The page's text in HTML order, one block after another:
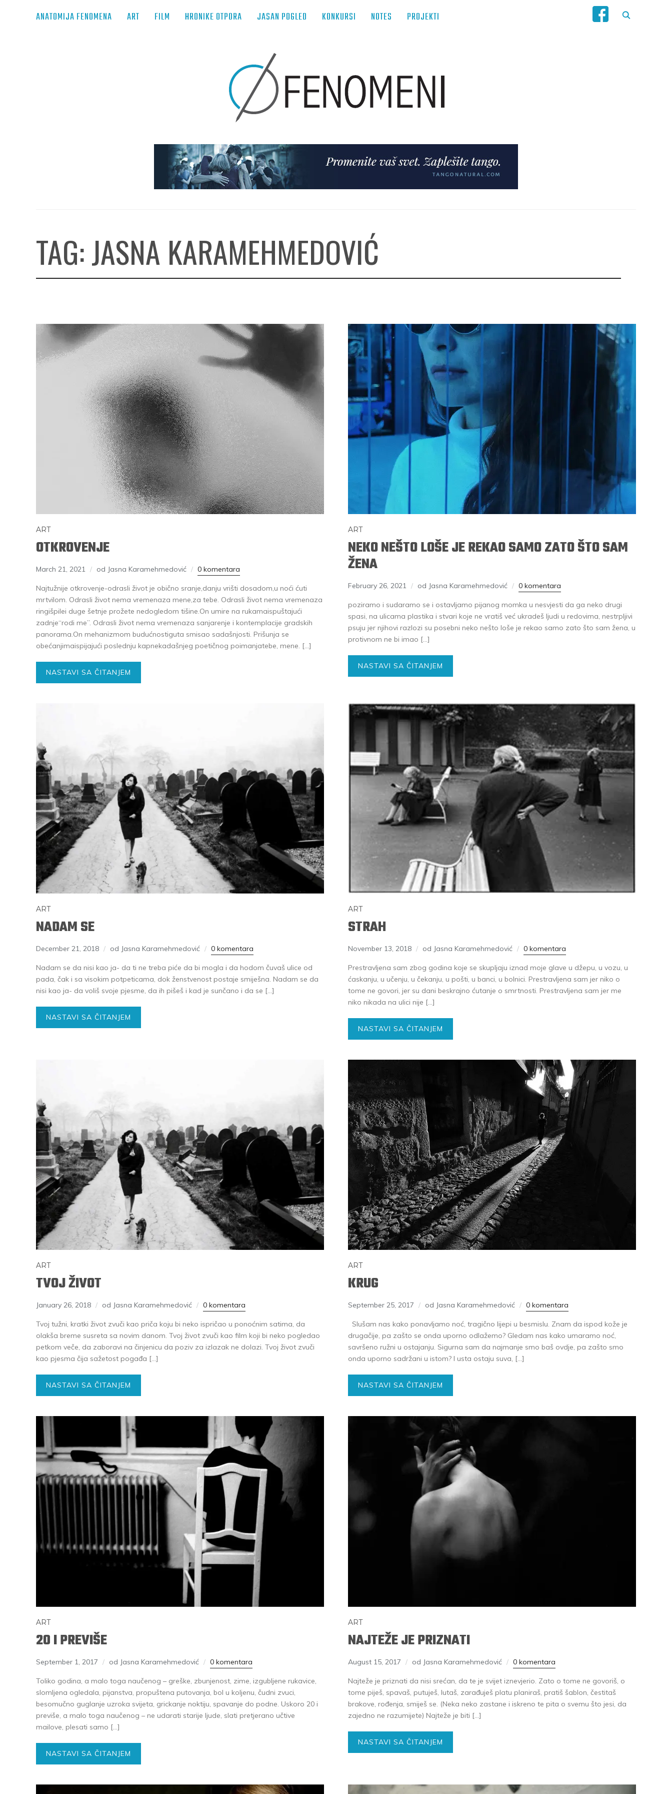
ANATOMIJA FENOMENA ART FILM HRONIKE OTPORA JASAN POGLED KONKURSI NOTES PROJEKTI
TAG:JASNA KARAMEHMEDOVIĆ
ART
OTKROVENJE
March 21, 2021 od Jasna Karamehmedović 0 komentara
Najtužnije otkrovenje-odrasli život je obično sranje,danju vrišti dosadom,u noći ćuti
mrtvilom. Odrasli život nema vremenaza mene,za tebe. Odrasli život nema vremenaza
ringišpilei duge šetnje prožete nedogledom tišine.On umire na rukamaispuštajući
zadnje“rodi me”. Odrasli život nema vremenaza sanjarenje i kontemplacije gradskih
panorama.On mehanizmom budućnostiguta smisao sadašnjosti. Prišunja se
obećanjimaispijajući poslednju kapnekadašnjeg poetičnog poimanjatebe, mene. […]
NASTAVI SA ČITANJEM
ART
NEKO NEŠTO LOŠE JE REKAO SAMO ZATO ŠTO SAM
ŽENA
February 26, 2021 od Jasna Karamehmedović 0 komentara
poziramo i sudaramo se i ostavljamo pijanog momka u nesvjesti da ga neko drugi
spasi, na ulicama plastika i stvari koje ne vratiš već ukradeš ljudi u redovima, nestrpljivi
psuju jer njihovi razlozi su posebni neko nešto loše je rekao samo zato što sam žena, u
protivnom ne bi imao […]
NASTAVI SA ČITANJEM
ART
NADAM SE
December 21, 2018 od Jasna Karamehmedović 0 komentara
Nadam se da nisi kao ja- da ti ne treba piće da bi mogla i da hodom čuvaš ulice od
pada, čak i sa visokim potpeticama, dok ženstvenost postaje smiješna. Nadam se da
nisi kao ja- da voliš svoje pjesme, da ih pišeš i kad je sunčano i da se […]
NASTAVI SA ČITANJEM
ART
STRAH
November 13, 2018 od Jasna Karamehmedović 0 komentara
Prestravljena sam zbog godina koje se skupljaju iznad moje glave u džepu, u vozu, u
ćaskanju, u učenju, u čekanju, u pošti, u banci, u bolnici. Prestravljena sam jer niko o
tome ne govori, jer su dani beskrajno ćutanje o smrtnosti. Prestravljena sam jer me
niko nikada na ulici nije […]
NASTAVI SA ČITANJEM
ART
TVOJ ŽIVOT
January 26, 2018 od Jasna Karamehmedović 0 komentara
Tvoj tužni, kratki život zvuči kao priča koju bi neko ispričao u ponoćnim satima, da
olakša breme susreta sa novim danom. Tvoj život zvuči kao film koji bi neko pogledao
petkom veče, da zaboravi na činjenicu da poziv za izlazak ne dolazi. Tvoj život zvuči
kao pjesma čija sažetost pogađa […]
NASTAVI SA ČITANJEM
ART
KRUG
September 25, 2017 od Jasna Karamehmedović 0 komentara
Slušam nas kako ponavljamo noć, tragično lijepi u besmislu. Znam da ispod kože je
drugačije, pa zašto se onda uporno odlažemo? Gledam nas kako umaramo noć,
savršeno ružni u ostajanju. Sigurna sam da najmanje smo baš ovdje, pa zašto smo
onda uporno sadržani u istom? I usta ostaju suva, […]
NASTAVI SA ČITANJEM
ART
20 I PREVIŠE
September 1, 2017 od Jasna Karamehmedović 0 komentara
Toliko godina, a malo toga naučenog – greške, zbunjenost, zime, izgubljene rukavice,
slomljena ogledala, pijanstva, propuštena putovanja, bol u koljenu, čudni zvuci,
besomučno guglanje uzroka svijeta, grickanje noktiju, spavanje do podne. Uskoro 20 i
previše, a malo toga naučenog – ne udarati starije ljude, slati pretjerano učtive
mailove, plesati samo […]
NASTAVI SA ČITANJEM
ART
NAJTEŽE JE PRIZNATI
August 15, 2017 od Jasna Karamehmedović 0 komentara
Najteže je priznati da nisi srećan, da te je svijet iznevjerio. Zato o tome ne govoriš, o
tome piješ, spavaš, putuješ, lutaš, zarađuješ platu planiraš, pratiš šablon, čestitaš
brakove, rođenja, smiješ se. (Neka neko zastane i iskreno te pita o svemu što jesi, da
zajedno ne razumijete) Najteže je biti […]
NASTAVI SA ČITANJEM